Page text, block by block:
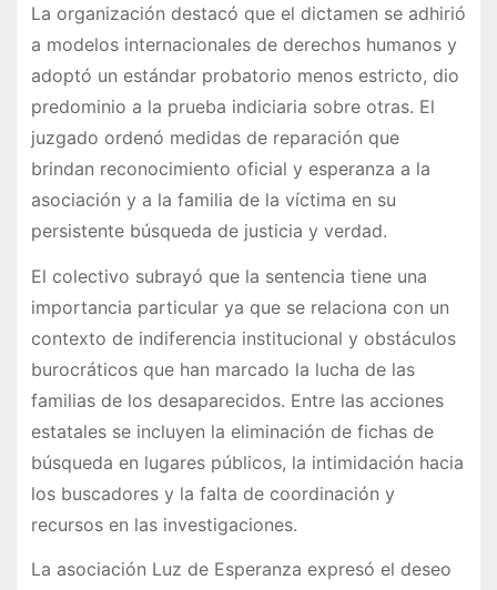
La organización destacó que el dictamen se adhirió
a modelos internacionales de derechos humanos y
adoptó un estándar probatorio menos estricto, dio
predominio a la prueba indiciaria sobre otras. El
juzgado ordenó medidas de reparación que
brindan reconocimiento oficial y esperanza a la
asociación y a la familia de la víctima en su
persistente búsqueda de justicia y verdad.
El colectivo subrayó que la sentencia tiene una
importancia particular ya que se relaciona con un
contexto de indiferencia institucional y obstáculos
burocráticos que han marcado la lucha de las
familias de los desaparecidos. Entre las acciones
estatales se incluyen la eliminación de fichas de
búsqueda en lugares públicos, la intimidación hacia
los buscadores y la falta de coordinación y
recursos en las investigaciones.
La asociación Luz de Esperanza expresó el deseo